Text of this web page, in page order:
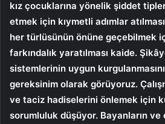
kız çocuklarına yönelik şiddet
etmek için kıymetli adımlar
her türlüsünün önüne geçebilmek
farkındalık yaratılması kaide.
sistemlerinin uygun
gereksinim olarak görüyoruz.
ve taciz hadiselerini önlemek için
sorumluluk düşüyor. Bayanların ve